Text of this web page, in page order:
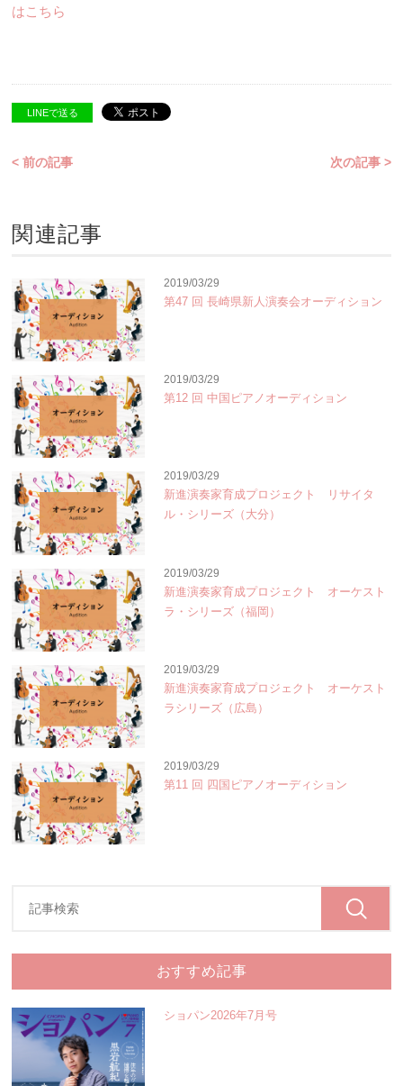
はこちら
LINEで送る
< 前の記事 次の記事 >
関連記事
2019/03/29
第47 回 長崎県新人演奏会オーディション
2019/03/29
第12 回 中国ピアノオーディション
2019/03/29
新進演奏家育成プロジェクト リサイタ
ル・シリーズ（大分）
2019/03/29
新進演奏家育成プロジェクト オーケスト
ラ・シリーズ（福岡）
2019/03/29
新進演奏家育成プロジェクト オーケスト
ラシリーズ（広島）
2019/03/29
第11 回 四国ピアノオーディション
おすすめ記事
ショパン2026年7月号